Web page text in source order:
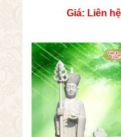
Giá: Liên hệ